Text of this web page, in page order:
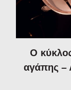
Ο
αγάπης –